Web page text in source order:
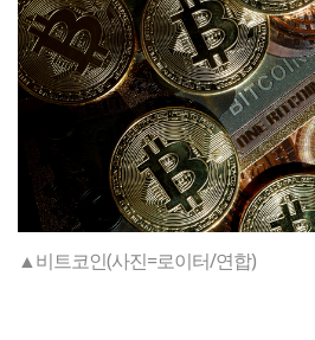
▲비트코인(사진=로이터/연합)